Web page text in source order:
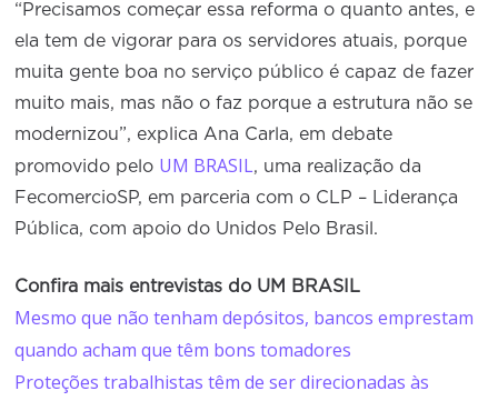
“Precisamos começar essa reforma o quanto antes, e
ela tem de vigorar para os servidores atuais, porque
muita gente boa no serviço público é capaz de fazer
muito mais, mas não o faz porque a estrutura não se
modernizou”, explica Ana Carla, em debate
promovido pelo UM BRASIL, uma realização da
FecomercioSP, em parceria com o CLP – Liderança
Pública, com apoio do Unidos Pelo Brasil.
Confira mais entrevistas do UM BRASIL
Mesmo que não tenham depósitos, bancos emprestam
quando acham que têm bons tomadores
Proteções trabalhistas têm de ser direcionadas às